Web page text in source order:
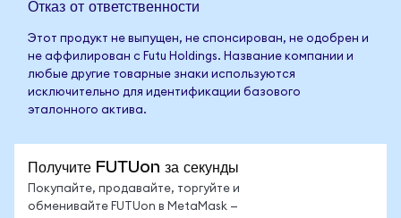
Отказ от ответственности
Этот продукт не выпущен, не спонсирован, не одобрен и
не аффилирован с Futu Holdings. Название компании и
любые другие товарные знаки используются
исключительно для идентификации базового
эталонного актива.
Получите FUTUon за секунды
Покупайте, продавайте, торгуйте и
обменивайте FUTUon в MetaMask —